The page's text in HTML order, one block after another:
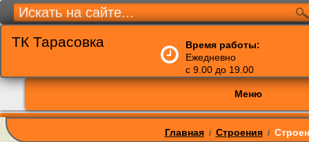
ТК Тарасовка
Время работы:
Ежедневно
с 9.00 до 19.00
Меню
Главная / Строения /